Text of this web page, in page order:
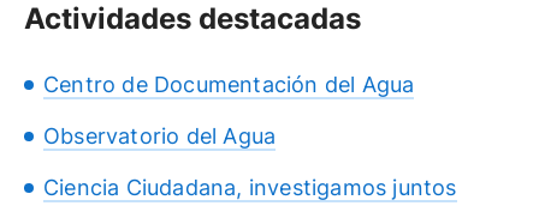
Actividades destacadas
Centro de Documentación del Agua
Observatorio del Agua
Ciencia Ciudadana, investigamos juntos